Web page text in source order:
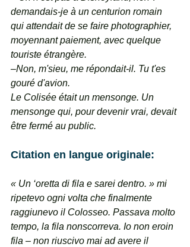
demandais-je à un centurion romain
qui attendait de se faire photographier,
moyennant paiement, avec quelque
touriste étrangère.
–Non, m'sieu, me répondait-il. Tu t'es
gouré d'avion.
Le Colisée était un mensonge. Un
mensonge qui, pour devenir vrai, devait
être fermé au public.
Citation en langue originale:
« Un ‘oretta di fila e sarei dentro. » mi
ripetevo ogni volta che finalmente
raggiunevo il Colosseo. Passava molto
tempo, la fila nonscorreva. Io non eroin
fila – non riuscivo mai ad avere il